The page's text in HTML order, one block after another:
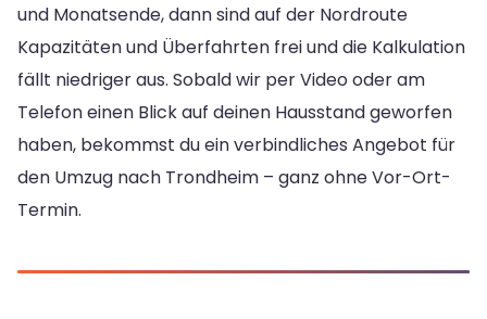
und Monatsende, dann sind auf der Nordroute
Kapazitäten und Überfahrten frei und die Kalkulation
fällt niedriger aus. Sobald wir per Video oder am
Telefon einen Blick auf deinen Hausstand geworfen
haben, bekommst du ein verbindliches Angebot für
den Umzug nach Trondheim – ganz ohne Vor-Ort-
Termin.